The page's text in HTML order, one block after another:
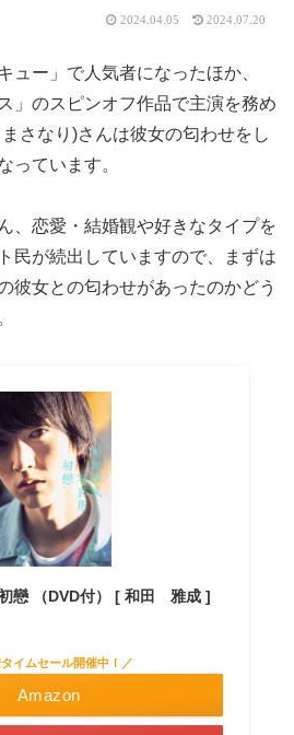
2024.04.05 2024.07.20
ュー」で人気者になったほか、
」のスピンオフ作品で主演を務め
さなり)さんは彼女の匂わせをし
っています。
、恋愛・結婚観や好きなタイプを
民が続出していますので、まずは
彼女との匂わせがあったのかどう
戀 （DVD付） [ 和田 雅成 ]
イムセール開催中！／
Amazon